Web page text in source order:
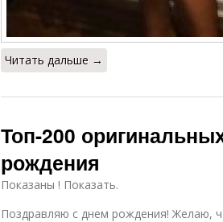
Читать дальше →
Топ-200
рождения
Показаны ! Показать.
Поздравляю с днем рождения! Желаю,